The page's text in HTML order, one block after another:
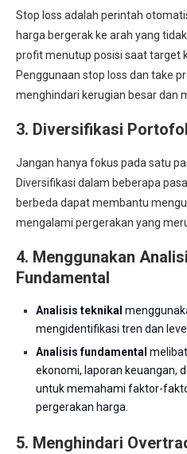
Stop loss adalah perintah
harga bergerak ke arah yang
profit menutup posisi saat target
Penggunaan stop loss dan take
menghindari kerugian besar dan
3. Diversifikasi
Jangan hanya fokus pada satu
Diversifikasi dalam beberapa
berbeda dapat membantu
mengalami pergerakan yang
4. Menggunakan
Fundamental
Analisis teknikal
mengidentifikasi tren dan
Analisis fundamental
ekonomi, laporan keuangan,
untuk memahami faktor-
pergerakan harga.
5. Menghindari